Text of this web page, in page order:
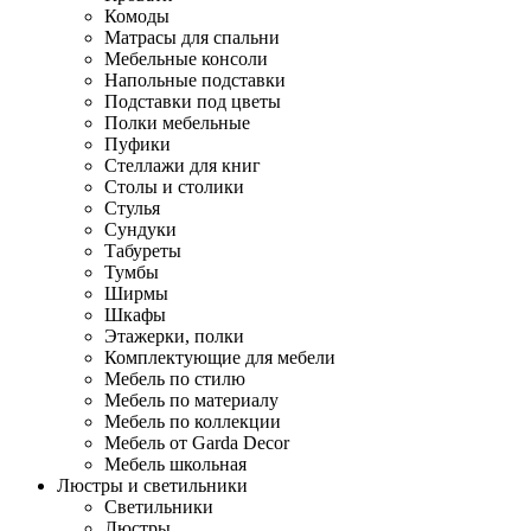
Комоды
Матрасы для спальни
Мебельные консоли
Напольные подставки
Подставки под цветы
Полки мебельные
Пуфики
Стеллажи для книг
Столы и столики
Стулья
Сундуки
Табуреты
Тумбы
Ширмы
Шкафы
Этажерки, полки
Комплектующие для мебели
Мебель по стилю
Мебель по материалу
Мебель по коллекции
Мебель от Garda Decor
Мебель школьная
Люстры и светильники
Светильники